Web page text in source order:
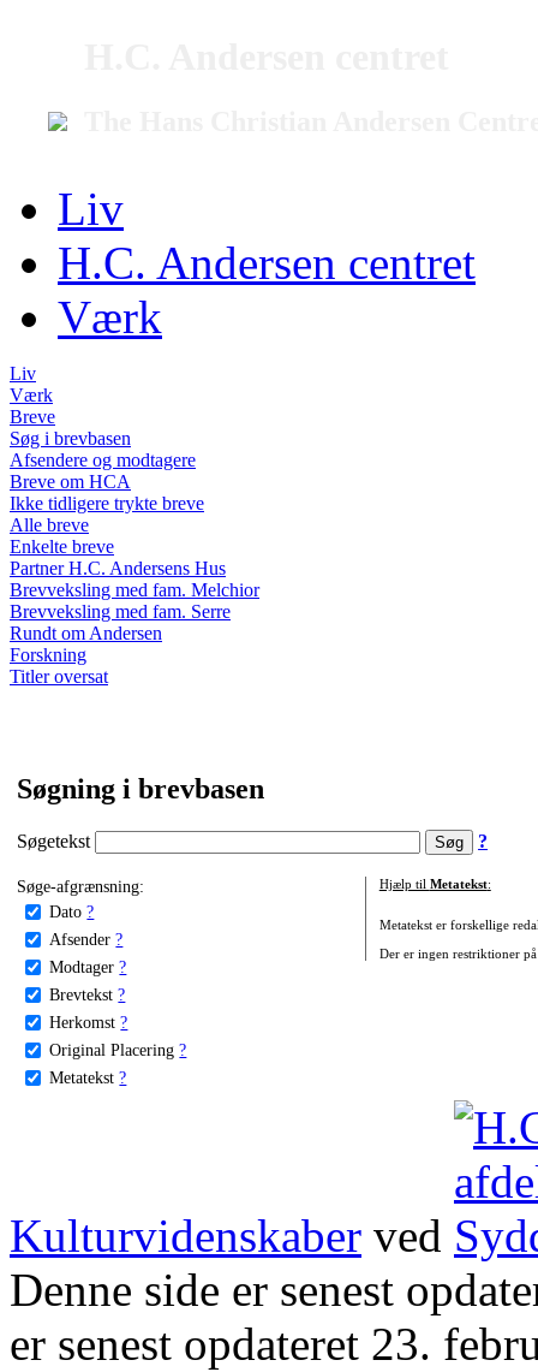
Liv
H.C. Andersen centret
Værk
Liv
Værk
Breve
Søg i brevbasen
Afsendere og modtagere
Breve om HCA
Ikke tidligere trykte breve
Alle breve
Enkelte breve
Partner H.C. Andersens Hus
Brevveksling med fam. Melchior
Brevveksling med fam. Serre
Rundt om Andersen
Forskning
Titler oversat
Søgning i brevbasen
Søgetekst ?
Søge-afgrænsning:
Dato ?
Afsender ?
Modtager ?
Brevtekst ?
Herkomst ?
Original Placering ?
Metatekst ?
Hjælp til Metatekst:
Metatekst er forskellige
Der er ingen restriktioner
Kulturvidenskaber ved
Denne side er senest
er senest opdateret 23.